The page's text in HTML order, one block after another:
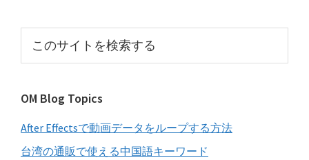
サ
イ
バ
ー
ト
検
索
OM Blog Topics
After Effectsで動画データをループする方法
台湾の通販で使える中国語キーワード